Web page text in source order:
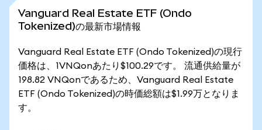
Vanguard Real Estate ETF (Ondo
Tokenized)の最新市場情報
Vanguard Real Estate ETF (Ondo Tokenized)の現行
価格は、1VNQonあたり$100.29です。 流通供給量が
198.82 VNQonであるため、Vanguard Real Estate
ETF (Ondo Tokenized)の時価総額は$1.99万となりま
す。